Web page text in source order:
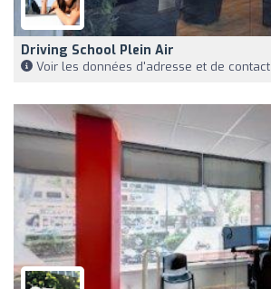
Driving School Plein Air
Voir les données d'adresse et de contact